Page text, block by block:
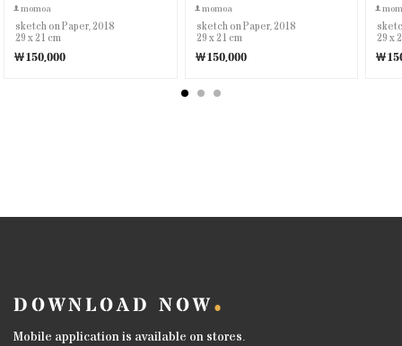
momoa
sketch on Paper, 2018
29 x 21 cm
￦150,000
momoa
sketch on Paper, 2018
29 x 21 cm
￦150,000
29 x
￦
DOWNLOAD NOW
Mobile application is available on stores.